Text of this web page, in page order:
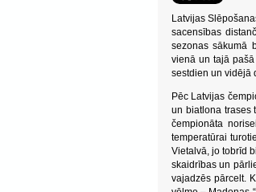
Latvijas
sacensības
sezonas sākumā
vienā un tajā
sestdien un vidējā
Pēc Latvijas
un biatlona trases
čempionāta
temperatūrai
Vietalvā, jo tobrīd
skaidrības un
vajadzēs pārcelt.